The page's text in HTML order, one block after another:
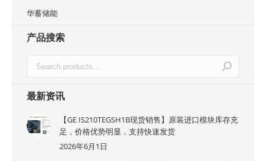
华蓄储能
产品搜索
最新资讯
【GE IS210TEGSH1B现货销售】原装进口模块库存充
足，价格优势明显，支持快速发货
2026年6月1日